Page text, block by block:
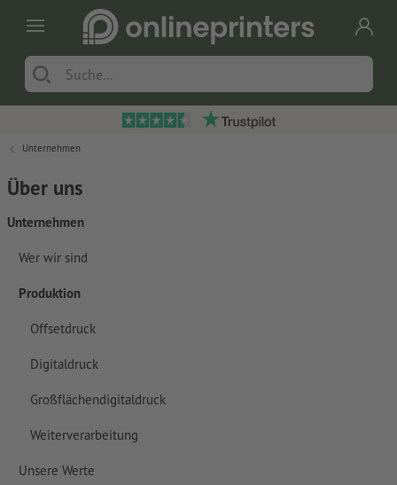
Unternehmen
Über uns
Unternehmen
Wer wir sind
Produktion
Offsetdruck
Digitaldruck
Großflächendigitaldruck
Weiterverarbeitung
Unsere Werte